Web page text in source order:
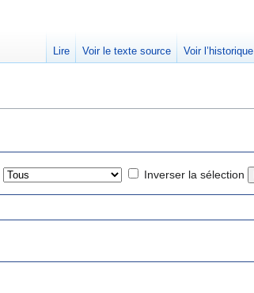
Inverser la sélection
Lire Voir le texte source Voir l’historique